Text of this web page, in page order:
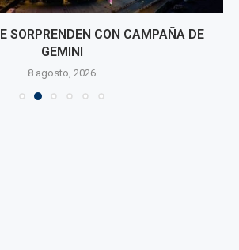
SORPRENDEN CON CAMPAÑA DE
GEMINI
8 agosto, 2026